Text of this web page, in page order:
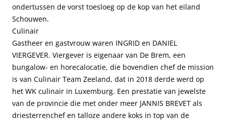
ondertussen de vorst toesloeg op de kop van het eiland
Schouwen.
Culinair
Gastheer en gastvrouw waren INGRID en DANIEL
VIERGEVER. Viergever is eigenaar van De Brem, een
bungalow- en horecalocatie, die bovendien chef de mission
is van Culinair Team Zeeland, dat in 2018 derde werd op
het WK culinair in Luxemburg. Een prestatie van jewelste
van de provincie die met onder meer JANNIS BREVET als
driesterrenchef en talloze andere koks in top van de